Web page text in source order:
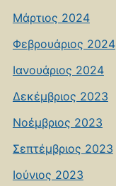
Μάρτιος 2024
Φεβρουάριος 2024
Ιανουάριος 2024
Δεκέμβριος 2023
Νοέμβριος 2023
Σεπτέμβριος 2023
Ιούνιος 2023